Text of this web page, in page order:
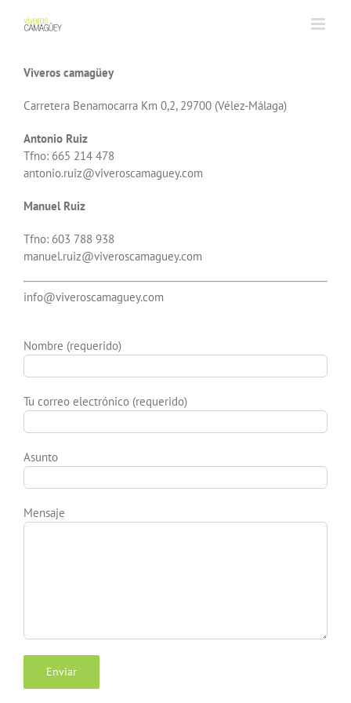
Viveros camagüey
Carretera Benamocarra Km 0,2, 29700 (Vélez-Málaga)
Antonio Ruiz
Tfno: 665 214 478
antonio.ruiz@viveroscamaguey.com
Manuel Ruiz
Tfno: 603 788 938
manuel.ruiz@viveroscamaguey.com
info@viveroscamaguey.com
Nombre (requerido)
Tu correo electrónico (requerido)
Asunto
Mensaje